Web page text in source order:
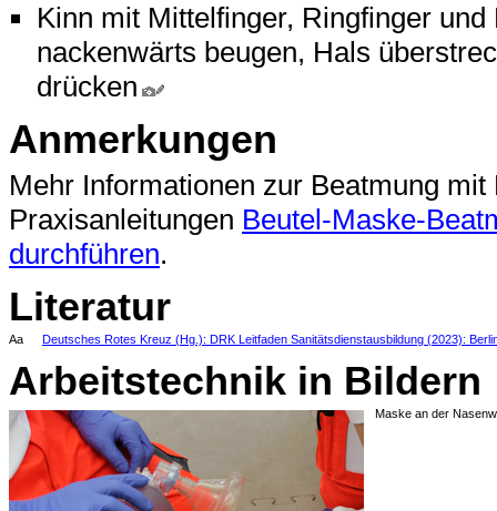
Kinn mit Mittelfinger, Ringfinger
nackenwärts beugen, Hals
drücken
Anmerkungen
Mehr Informationen zur Beatmung
Praxisanleitungen Beutel-Maske-
durchführen.
Literatur
Aa Deutsches Rotes Kreuz (Hg.): DRK Leitfaden Sanitätsdienstausbildung (2023):
Arbeitstechnik in Bildern
Maske an der